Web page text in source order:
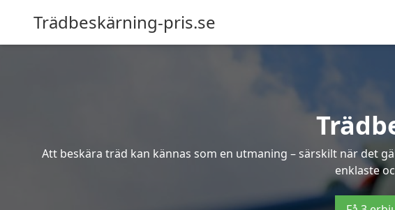
Trädbeskärning-pris.se
Att beskära träd kan kännas som en utmaning – särskilt när det
enklaste